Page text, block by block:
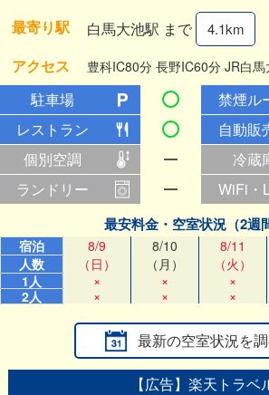
最寄り駅
白馬大池駅 まで 4.1km
アクセス 豊科IC80分 長野IC60分 JR白
駐車場
禁煙ル
レストラン
自動販
個別空調
冷蔵
ランドリー
WiFi・
【広告】楽天トラベ
最安料金・空室状況（2週
宿泊 8/9 8/10 8/11
人数
（日） （月） （火）
1人
× × ×
2人
× × ×
最新の空室状況を